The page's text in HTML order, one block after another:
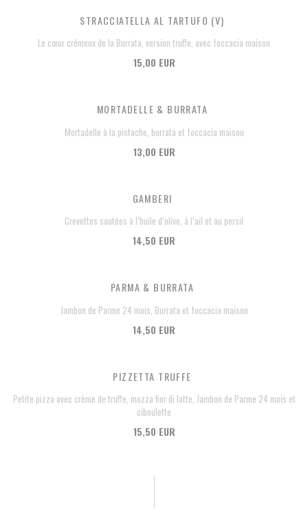
STRACCIATELLA AL TARTUFO (V)
Le cœur crémeux de la Burrata, version truffe, avec foccacia maison
15,00 EUR
MORTADELLE & BURRATA
Mortadelle à la pistache, burrata et foccacia maison
13,00 EUR
GAMBERI
Crevettes sautées à l’huile d’olive, à l’ail et au persil
14,50 EUR
PARMA & BURRATA
Jambon de Parme 24 mois, Burrata et foccacia maison
14,50 EUR
PIZZETTA TRUFFE
Petite pizza avec crème de truffe, mozza fior di latte, Jambon de Parme 24 mois et
ciboulette
15,50 EUR